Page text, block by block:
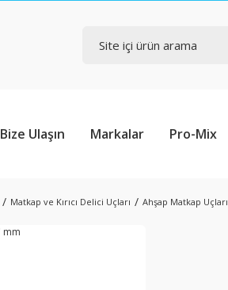
Bize Ulaşın Markalar Pro-Mix
Matkap ve Kırıcı Delici Uçları Ahşap Matkap Uçları